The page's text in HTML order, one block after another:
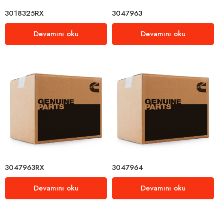
3018325RX
Devamını oku
3047963
Devamını oku
3047963RX
Devamını oku
3047964
Devamını oku